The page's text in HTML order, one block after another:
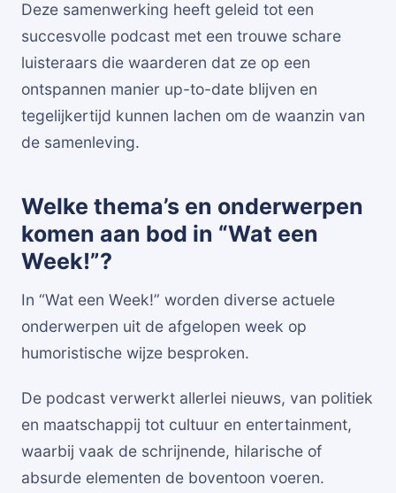
Deze samenwerking heeft geleid tot een
succesvolle podcast met een trouwe schare
luisteraars die waarderen dat ze op een
ontspannen manier up-to-date blijven en
tegelijkertijd kunnen lachen om de waanzin van
de samenleving.
Welke thema’s en onderwerpen
komen aan bod in “Wat een
Week!”?
In “Wat een Week!” worden diverse actuele
onderwerpen uit de afgelopen week op
humoristische wijze besproken.
De podcast verwerkt allerlei nieuws, van politiek
en maatschappij tot cultuur en entertainment,
waarbij vaak de schrijnende, hilarische of
absurde elementen de boventoon voeren.